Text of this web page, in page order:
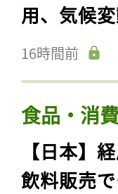
用、気候
16時間前
食品・消
【日本】
飲料販売